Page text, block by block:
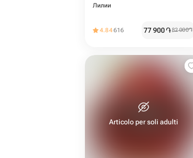
Лилии
4.84616 77 900֏82 000֏
Articolo per soli adulti